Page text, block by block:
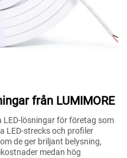
från LUMIMORE
LED-lösningar för företag som
LED-strecks och profiler
de ger briljant belysning,
medan hög